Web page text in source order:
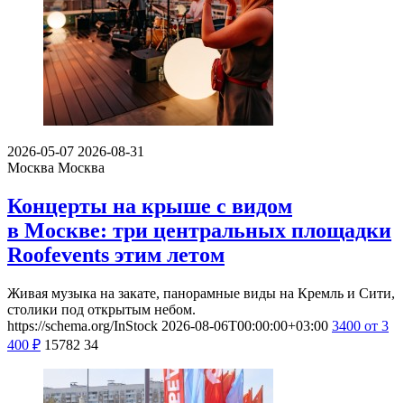
2026-05-07 2026-08-31
Москва Москва
Концерты на крыше с видом
в Москве: три центральных площадки
Roofevents этим летом
Живая музыка на закате, панорамные виды на Кремль и Сити,
столики под открытым небом.
https://schema.org/InStock 2026-08-06T00:00:00+03:00 3400 от 3
400 ₽ 15782 34